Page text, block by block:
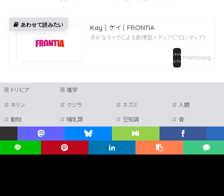
Kay｜ケイ｜FRONTIA
多彩なキャラによる劇場型メディア《フロンティア》
frontia.org
トリビア 雑学
キリン クジラ ネズミ 人間
動物 哺乳類 豆知識 骨